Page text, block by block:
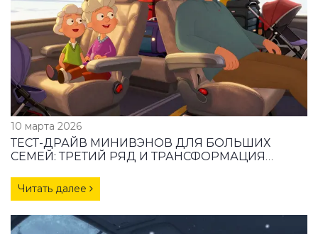
10 марта 2026
ТЕСТ-ДРАЙВ МИНИВЭНОВ ДЛЯ БОЛЬШИХ
СЕМЕЙ: ТРЕТИЙ РЯД И ТРАНСФОРМАЦИЯ
Читать далее